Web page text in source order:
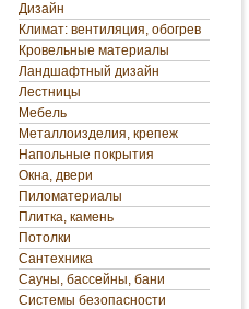
Дизайн
Климат: вентиляция, обогрев
Кровельные материалы
Ландшафтный дизайн
Лестницы
Мебель
Металлоизделия, крепеж
Напольные покрытия
Окна, двери
Пиломатериалы
Плитка, камень
Потолки
Сантехника
Сауны, бассейны, бани
Системы безопасности